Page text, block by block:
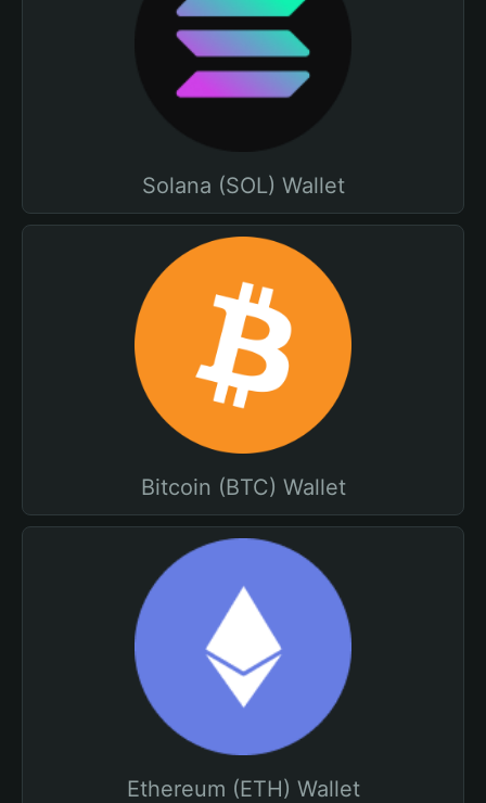
Solana (SOL) Wallet
Bitcoin (BTC) Wallet
Ethereum (ETH) Wallet